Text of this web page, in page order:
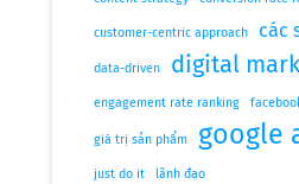
customer-centric approach các
data-driven digital
engagement rate ranking
giá trị sản phẩm google
just do it lãnh đạo